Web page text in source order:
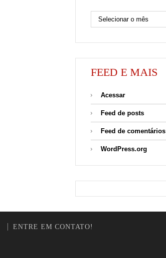
FEED E MAIS
Acessar
Feed de posts
Feed de comentários
WordPress.org
ENTRE EM CONTATO!